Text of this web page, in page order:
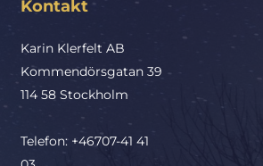
Kontakt
Karin Klerfelt AB
Kommendörsgatan 39
114 58 Stockholm
Telefon: +46707-41 41